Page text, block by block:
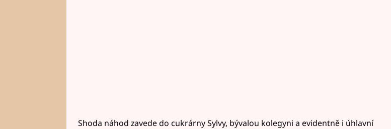
Shoda náhod zavede do cukrárny Sylvy, bývalou kolegyni a evidentně i úhlavní